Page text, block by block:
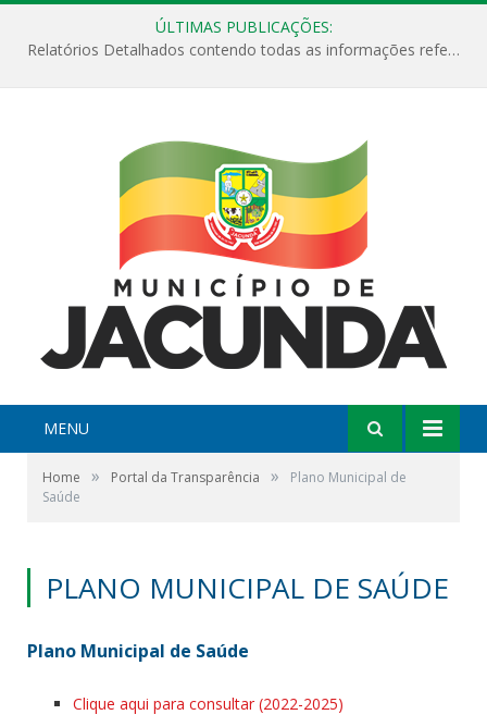
ÚLTIMAS PUBLICAÇÕES:
Relatórios Detalhados contendo todas as informações referentes a execução de recursos destinados ao fomento de projetos culturais no Município de Jacundá entre os anos de 2022 ao presente ano de 2026.
MENU
Home » Portal da Transparência »
Plano Municipal de
Saúde
PLANO MUNICIPAL DE SAÚDE
Plano Municipal de Saúde
Clique aqui para consultar (2022-2025)